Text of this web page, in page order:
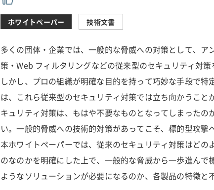
ホワイトペーパー 技術文書
多くの団体・企業では、一般的な脅威への対策として、ア
策・Web フィルタリングなどの従来型のセキュリティ対策
しかし、プロの組織が明確な目的を持って巧妙な手段で特
は、これら従来型のセキュリティ対策では立ち向かうこと
キュリティ対策は、もはや不要なものとなってしまったの
い。一般的脅威への技術的対策があってこそ、標的型攻撃
本ホワイトペーパーでは、従来のセキュリティ対策はどの
のなのかを明確にした上で、一般的な脅威から一歩進んで
ようなソリューションが必要になるのか、各製品の特徴と